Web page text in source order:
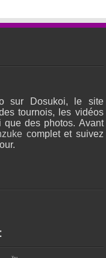
sur Dosukoi, le site
tournois, les vidéos
que des photos. Avant
complet et suivez